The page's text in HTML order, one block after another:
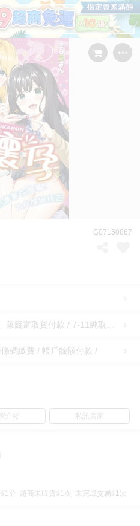
G07150867
碼繳費 / 帳戶餘額付款 /
介紹 私訊賣家
分 超商未取貨≦1次 未完成交易≦1次